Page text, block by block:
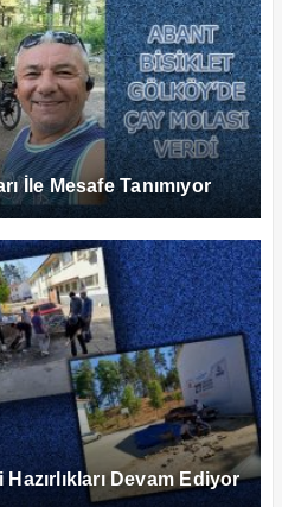
İle Mesafe Tanımıyor
Hazırlıkları Devam Ediyor